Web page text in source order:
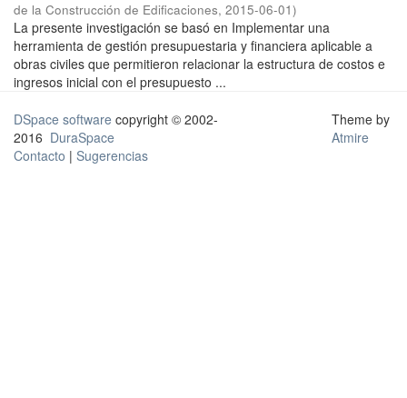
de la Construcción de Edificaciones, 2015-06-01)
La presente investigación se basó en Implementar una
herramienta de gestión presupuestaria y financiera aplicable a
obras civiles que permitieron relacionar la estructura de costos e
ingresos inicial con el presupuesto ...
DSpace software copyright © 2002-
2016 DuraSpace
Contacto | Sugerencias
Theme by
Atmire